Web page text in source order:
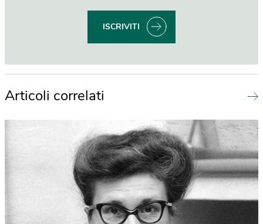
ISCRIVITI
Articoli correlati